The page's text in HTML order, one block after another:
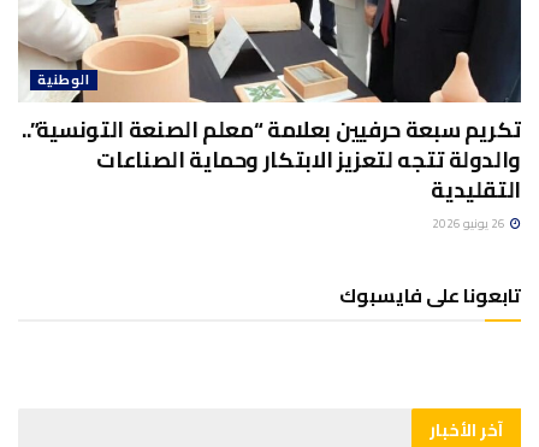
الوطنية
تكريم سبعة حرفيين بعلامة “معلم الصنعة التونسية”..
والدولة تتجه لتعزيز الابتكار وحماية الصناعات
التقليدية
تابعونا على فايسبوك
آخر الأخبار